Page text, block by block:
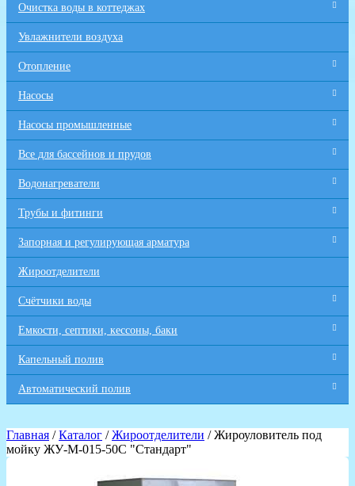
Очистка воды в коттеджах
Увлажнители воздуха
Отопление
Насосы
Насосы промышленные
Все для бaссейнов и прудов
Водонагреватели
Трубы и фитинги
Запорная и регулирующая арматура
Жироотделители
Счётчики воды
Емкости, септики, кессоны, баки
Капельный полив
Автоматический полив
Главная /Каталог /Жироотделители / Жироуловитель под
мойку ЖУ-М-015-50С "Стандарт"